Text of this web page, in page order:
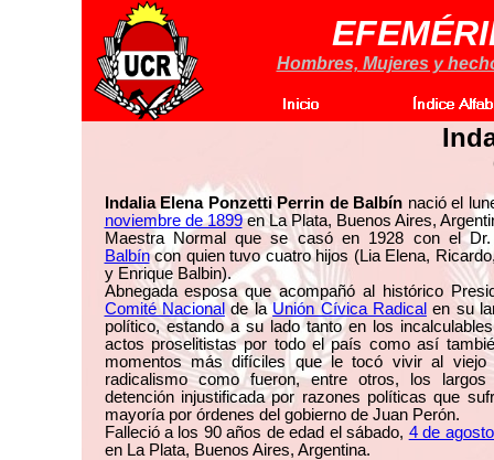
Hombres, Mujeres y
Indalia Elena Ponzetti Perrin de Balbín nació el
noviembre de 1899en La Plata, Buenos Aires,
Maestra Normal que se casó en 1928 con el
Balbíncon quien tuvo cuatro hijos (Lia Elena,
y Enrique Balbin).
Abnegada esposa que acompañó al histórico
Comité Nacional de laUnión Cívica Radical en su
político, estando a su lado tanto en los
actos proselitistas por todo el país como así
momentos más difíciles que le tocó vivir al viejo
radicalismo como fueron, entre otros, los
detención injustificada por razones políticas que
mayoría por órdenes del gobierno de Juan Perón.
Falleció a los 90 años de edad el sábado, 4 de
en La Plata, Buenos Aires, Argentina.